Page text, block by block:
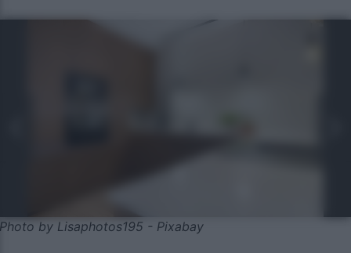
Photo by Lisaphotos195 - Pixabay